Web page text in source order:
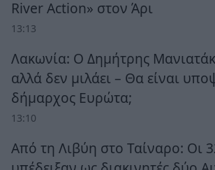
River Action» στον Άρι
13:13
Λακωνία: Ο Δημήτρης
αλλά δεν μιλάει – Θα είναι
δήμαρχος Ευρώτα;
13:10
Από τη Λιβύη στο Ταίναρο: Οι